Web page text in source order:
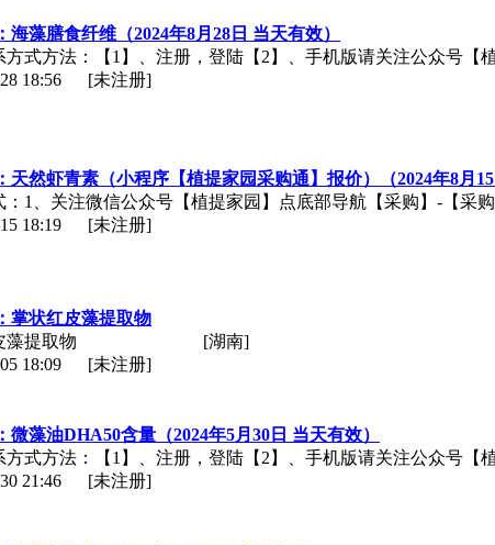
海藻膳食纤维（2024年8月28日 当天有效）
方式方法：【1】、注册，登陆【2】、手机版请关注公众号【
18:56
[未注册]
天然虾青素（小程序【植提家园采购通】报价）（2024年8月15
：1、关注微信公众号【植提家园】点底部导航【采购】-【采购
18:19
[未注册]
掌状红皮藻提取物
藻提取物
18:09
[未注册]
[湖南]
微藻油DHA50含量（2024年5月30日 当天有效）
方式方法：【1】、注册，登陆【2】、手机版请关注公众号【
21:46
[未注册]